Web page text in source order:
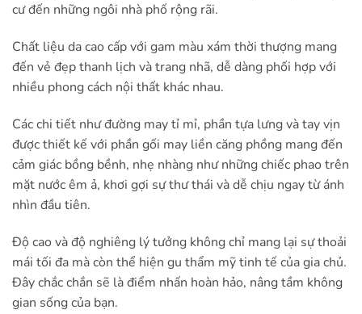
cư đến những ngôi nhà phố rộng rãi.
Chất liệu da cao cấp với gam màu xám thời thượng mang
đến vẻ đẹp thanh lịch và trang nhã, dễ dàng phối hợp với
nhiều phong cách nội thất khác nhau.
Các chi tiết như đường may tỉ mỉ, phần tựa lưng và tay vịn
được thiết kế với phần gối may liền căng phồng mang đến
cảm giác bồng bềnh, nhẹ nhàng như những chiếc phao trên
mặt nước êm ả, khơi gợi sự thư thái và dễ chịu ngay từ ánh
nhìn đầu tiên.
Độ cao và độ nghiêng lý tưởng không chỉ mang lại sự thoải
mái tối đa mà còn thể hiện gu thẩm mỹ tinh tế của gia chủ.
Đây chắc chắn sẽ là điểm nhấn hoàn hảo, nâng tầm không
gian sống của bạn.